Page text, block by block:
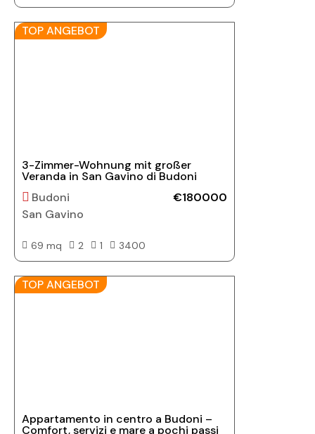
TOP ANGEBOT
3-Zimmer-Wohnung mit großer
Veranda in San Gavino di Budoni
Budoni
San Gavino
€180000
69 mq 2 1 3400
TOP ANGEBOT
Appartamento in centro a Budoni –
Comfort, servizi e mare a pochi passi